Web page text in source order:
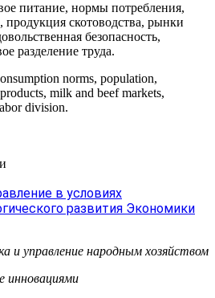
питание, нормы потребления,
продукция скотоводства, рынки
безопасность,
разделение труда.
norms, population,
milk and beef markets,
division.
в условиях
развития Экономики
и управление народным хозяйством
инновациями